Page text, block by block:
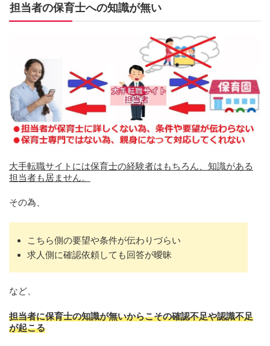
担当者の保育士への知識が無い
大手転職サイトには保育士の経験者はもちろん、知識がある
担当者も居ません。
その為、
こちら側の要望や条件が伝わりづらい
求人側に確認依頼しても回答が曖昧
など、
担当者に保育士の知識が無いからこその確認不足や認識不足
が起こる